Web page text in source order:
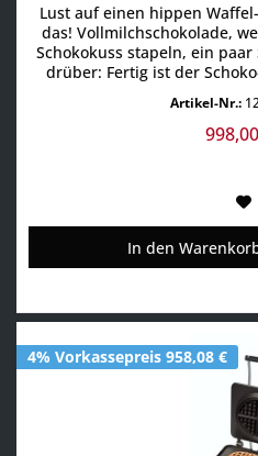
Lust auf einen hippen
das! Vollmilchschokolade,
Schokokuss stapeln, ein
drüber: Fertig ist der
Burger? Oder eine süße
Multifunktionsgerät für
Artikel-Nr.:
In den
4% Vorkassepreis 958,08 €